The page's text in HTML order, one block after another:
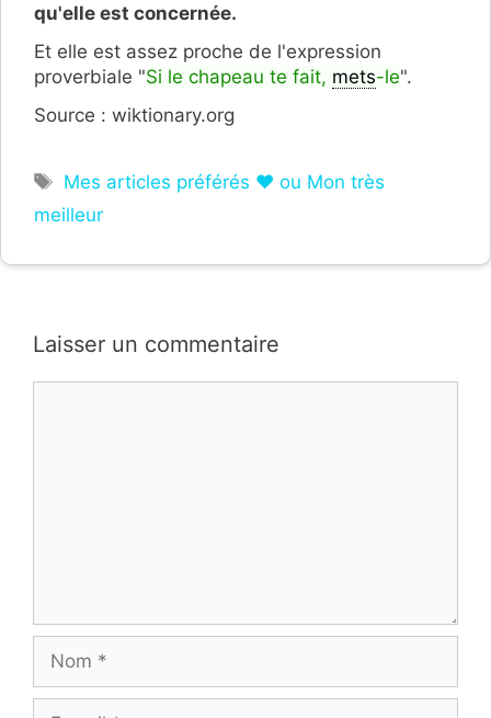
qu'elle est concernée.
Et elle est assez proche de l'expression
proverbiale "Si le chapeau te fait, mets-le".
Source : wiktionary.org
Étiquettes
Mes articles préférés ❤ ou Mon très
meilleur
Laisser un commentaire